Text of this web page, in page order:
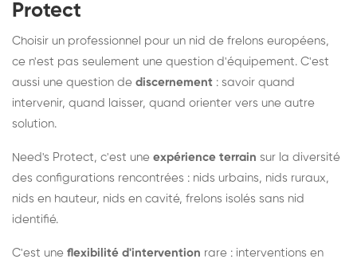
Protect
Choisir un professionnel pour un nid de frelons européens,
ce n'est pas seulement une question d'équipement. C'est
aussi une question de discernement : savoir quand
intervenir, quand laisser, quand orienter vers une autre
solution.
Need's Protect, c'est une expérience terrain sur la diversité
des configurations rencontrées : nids urbains, nids ruraux,
nids en hauteur, nids en cavité, frelons isolés sans nid
identifié.
C'est une flexibilité d'intervention rare : interventions en